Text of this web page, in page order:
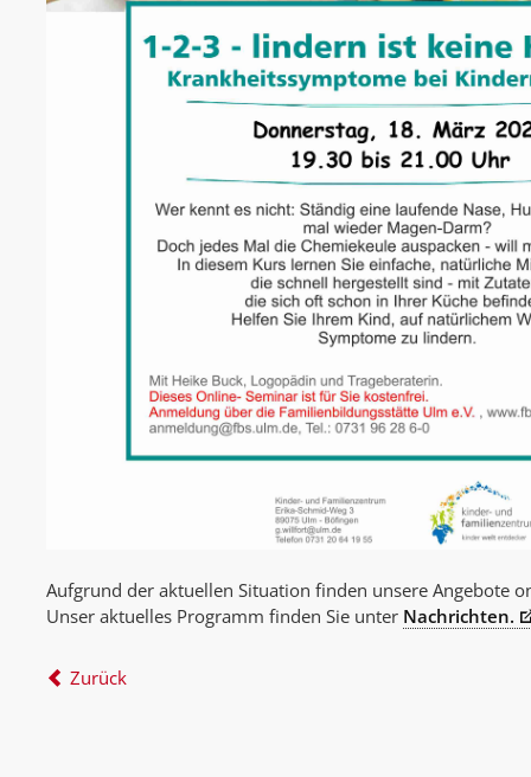
Aufgrund der aktuellen Situation finden unsere Angebote
Unser aktuelles Programm finden Sie unter Nachrichten.
Zurück